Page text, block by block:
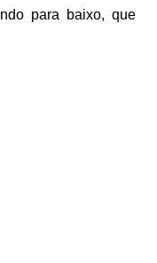
para baixo, que